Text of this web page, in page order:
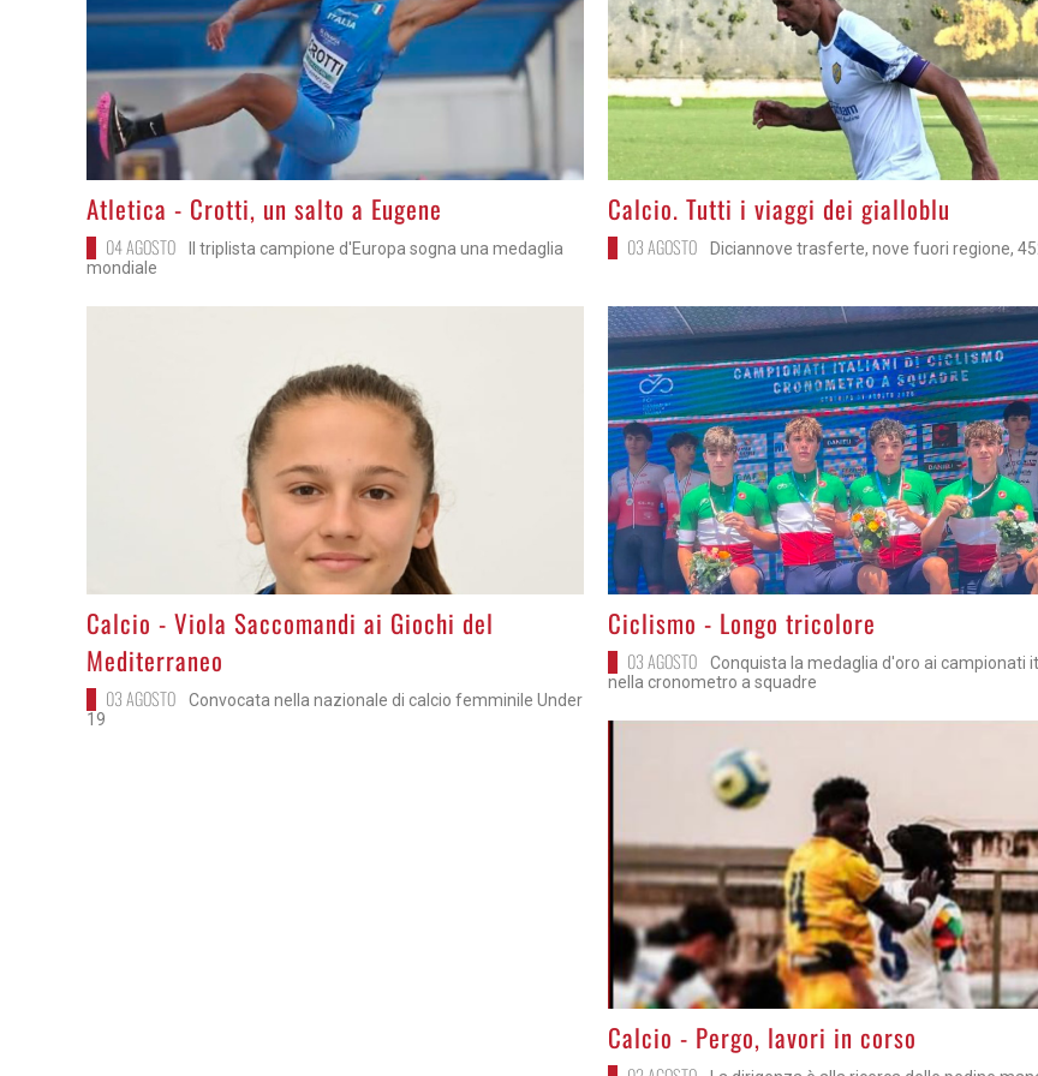
>
Atletica - Crotti, un salto a Eugene
04 AGOSTO
Il triplista campione d'Europa sogna una medaglia
mondiale
>
Calcio. Tutti i viaggi dei gialloblu
03 AGOSTO Diciannove trasferte, nove fuori regione,
>
Calcio - Viola Saccomandi ai Giochi del
Mediterraneo
03 AGOSTO
Convocata nella nazionale di calcio femminile Under
19
>
Ciclismo - Longo tricolore
03 AGOSTO
Conquista la medaglia d'oro ai campionati
nella cronometro a squadre
>
Calcio - Pergo, lavori in corso